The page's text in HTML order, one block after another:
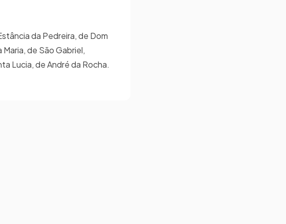
da Pedreira, de Dom
de São Gabriel,
Lucia, de André da Rocha.